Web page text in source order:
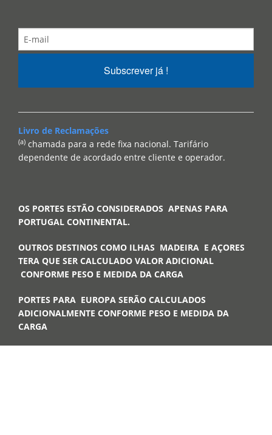
Subscrever já !
Livro de Reclamações
(a) chamada para a rede fixa nacional. Tarifário
dependente de acordado entre cliente e operador.
OS PORTES ESTÃO CONSIDERADOS APENAS PARA
PORTUGAL CONTINENTAL.
OUTROS DESTINOS COMO ILHAS MADEIRA E AÇORES
TERA QUE SER CALCULADO VALOR ADICIONAL
CONFORME PESO E MEDIDA DA CARGA
PORTES PARA EUROPA SERÃO CALCULADOS
ADICIONALMENTE CONFORME PESO E MEDIDA DA
CARGA